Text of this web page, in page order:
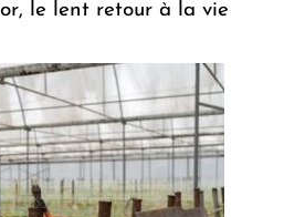
le lent retour à la vie